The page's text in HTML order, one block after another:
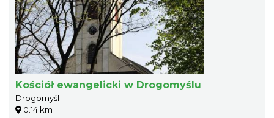
Kościół ewangelicki w Drogomyślu
Drogomyśl
0.14 km